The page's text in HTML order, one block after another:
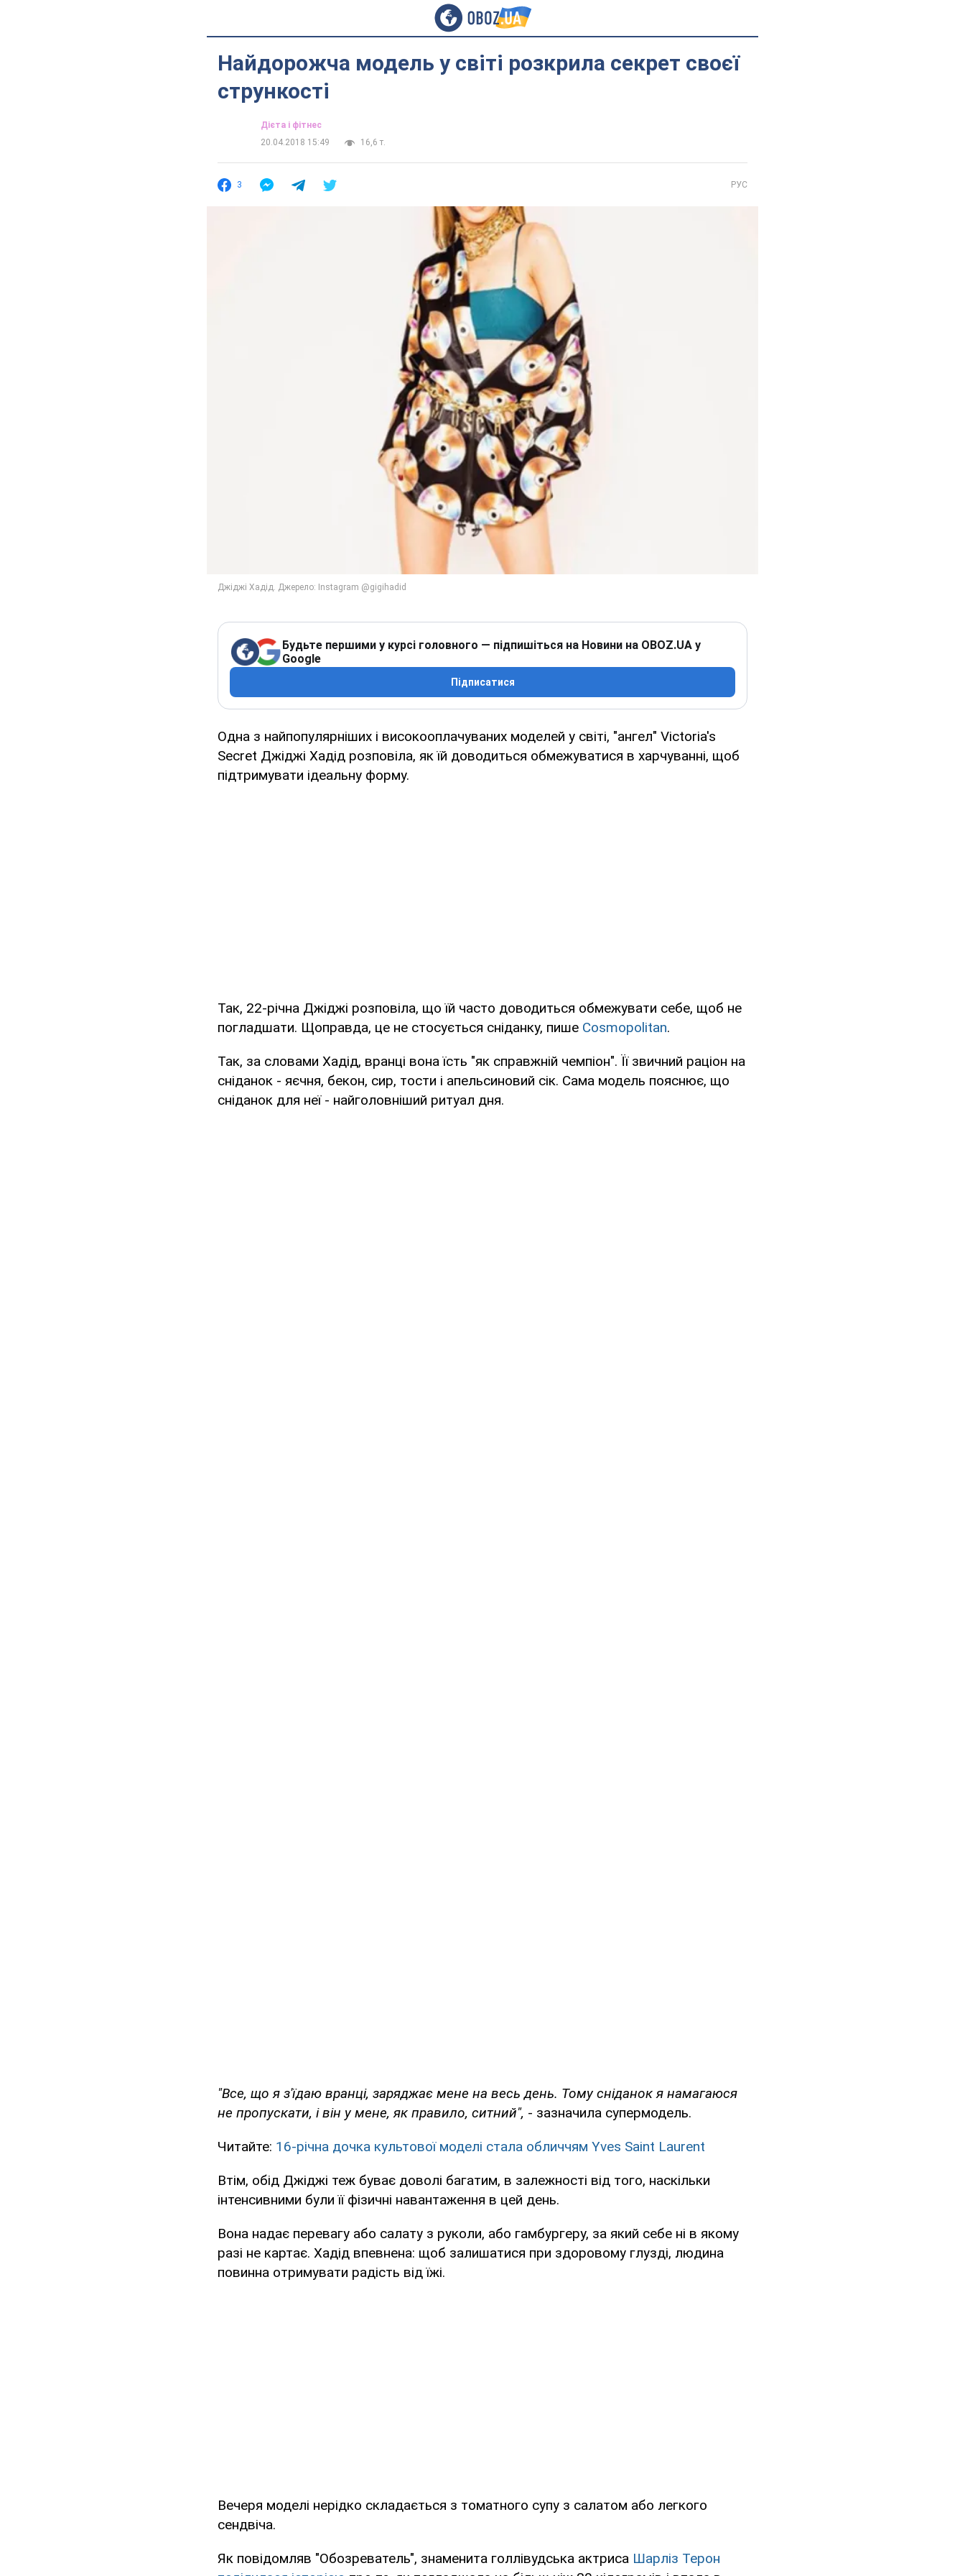
Найдорожча модель у світі розкрила секрет своєї
стрункості
Дієта і фітнес
20.04.2018 15:49
16,6 т.
3 РУС
Будьте першими у курсі головного — підпишіться на Новини на OBOZ.UA у
Google
Підписатися
Одна з найпопулярніших і високооплачуваних моделей у світі, "ангел" Victoria's
Secret Джіджі Хадід розповіла, як їй доводиться обмежуватися в харчуванні, щоб
підтримувати ідеальну форму.
Так, 22-річна Джіджі розповіла, що їй часто доводиться обмежувати себе, щоб не
погладшати. Щоправда, це не стосується сніданку, пише Cosmopolitan.
Так, за словами Хадід, вранці вона їсть "як справжній чемпіон". Її звичний раціон на
сніданок - яєчня, бекон, сир, тости і апельсиновий сік. Сама модель пояснює, що
сніданок для неї - найголовніший ритуал дня.
"Все, що я з'їдаю вранці, заряджає мене на весь день. Тому сніданок я намагаюся
не пропускати, і він у мене, як правило, ситний", - зазначила супермодель.
Читайте: 16-річна дочка культової моделі стала обличчям Yves Saint Laurent
Втім, обід Джіджі теж буває доволі багатим, в залежності від того, наскільки
інтенсивними були її фізичні навантаження в цей день.
Вона надає перевагу або салату з руколи, або гамбургеру, за який себе ні в якому
разі не картає. Хадід впевнена: щоб залишатися при здоровому глузді, людина
повинна отримувати радість від їжі.
Вечеря моделі нерідко складається з томатного супу з салатом або легкого
сендвіча.
Як повідомляв "Обозреватель", знаменита голлівудська актриса Шарліз Терон